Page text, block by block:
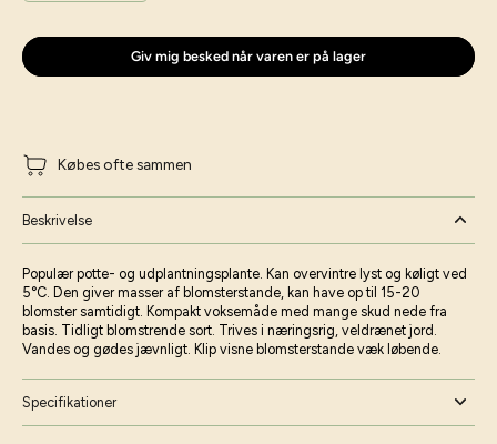
Giv mig besked når varen er på lager
Købes ofte sammen
Beskrivelse
Populær potte- og udplantningsplante. Kan overvintre lyst og køligt ved
5°C. Den giver masser af blomsterstande, kan have op til 15-20
blomster samtidigt. Kompakt voksemåde med mange skud nede fra
basis. Tidligt blomstrende sort. Trives i næringsrig, veldrænet jord.
Vandes og gødes jævnligt. Klip visne blomsterstande væk løbende.
Specifikationer